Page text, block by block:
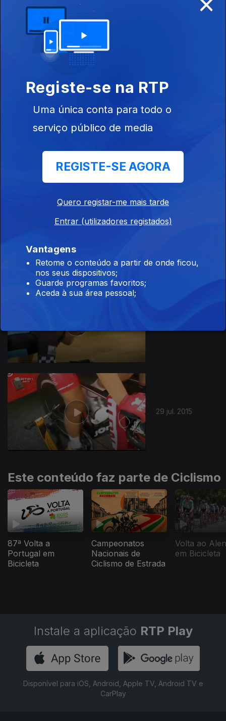
29 jul. 2015
203095
Este conteúdo faz parte de Ciclismo
87ª Volta a
Portugal em
Bicicleta
Campeonatos
Nacionais de
Ciclismo de Estrada
Volta ao
em Bicicleta
Instale a aplicação RTP Play
Disponível para iOS, Android, Apple TV, Android TV e
CarPlay
Registe-se na RTP
Uma única conta para todo o
serviço público de media
REGISTE-SE AGORA
Quero registar-me mais tarde
Entrar (utilizadores registados)
Vantagens
Retome o conteúdo a partir de onde ficou,
nos seus dispositivos;
Guarde programas favoritos;
Aceda à sua área pessoal;